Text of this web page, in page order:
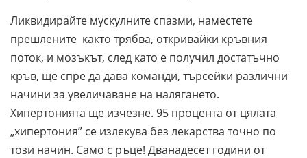
Ликвидирайте мускулните спазми, наместете
прешлените както трябва, откривайки кръвния
поток, и мозъкът, след като е получил достатъчно
кръв, ще спре да дава команди, търсейки различни
начини за увеличаване на налягането.
Хипертонията ще изчезне. 95 процента от цялата
„хипертония” се излекува без лекарства точно по
този начин. Само с ръце! Дванадесет години от